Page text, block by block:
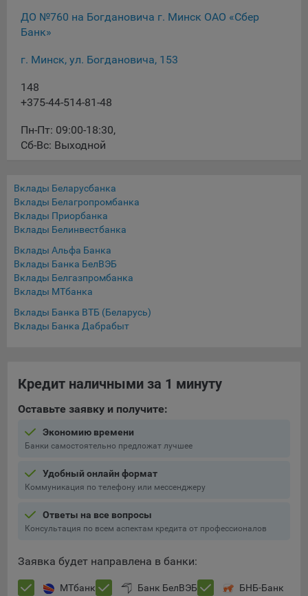
статистических cookies:
предоставляемый ООО «Яндекс». Адрес: г. Москва, ул.
конфиденциальности Яндекс
предоставляемый компанией Google, Inc. Адрес: Google,
Google Data Protection Office, 1600 Amphitheatre Pkwy,
Matomo — это система веб-аналитики, которая позволяет
следит за доступностью сервисов, предоставляемых
myfin.by.
Адрес: ООО «Рэкун технолоджи», 220069 г. Минск, пр-т
Дзержинского, д.3Б, пом.44.
Пиксель VK Рекламы - сервис позволяет показывать
рекламу на площадке VK пользователям, которые
Адрес: ООО «ВК», РФ, 125167, г. Москва, Ленинградский
проспект, д. 39, стр. 79, БЦ «SkyLight».
Технические настройки хранят технические данные вашего
используется для обеспечения корректной работы сайта.
Компании, которой мы поручаем обработку данных для
данной цели:
Сервис хранения информации, предоставляемый
компанией, согласно договора аренды ООО «Рэкун
пом.44.
принимать меры по совершенствованию работы
ДО №760 на Богдановича г. Минск ОАО «Сбер
Банк»
г. Минск, ул. Богдановича, 153
148
+375-44-514-81-48
Пн-Пт: 09:00-18:30,
Сб-Вс: Выходной
Вклады Беларусбанка
Вклады Белагропромбанка
Вклады Приорбанка
Вклады Белинвестбанка
Вклады Альфа Банка
Вклады Банка БелВЭБ
Вклады Белгазпромбанка
Вклады МТбанка
Вклады Банка ВТБ (Беларусь)
Вклады Банка Дабрабыт
Кредит наличными за 1 минуту
Оставьте заявку и получите:
Экономию времени
Банки самостоятельно предложат лучшее
Удобный онлайн формат
Коммуникация по телефону или мессенджеру
Ответы на все вопросы
Консультация по всем аспектам кредита от профессионалов
Заявка будет направлена в банки:
МТбанк Банк БелВЭБ БНБ-Банк